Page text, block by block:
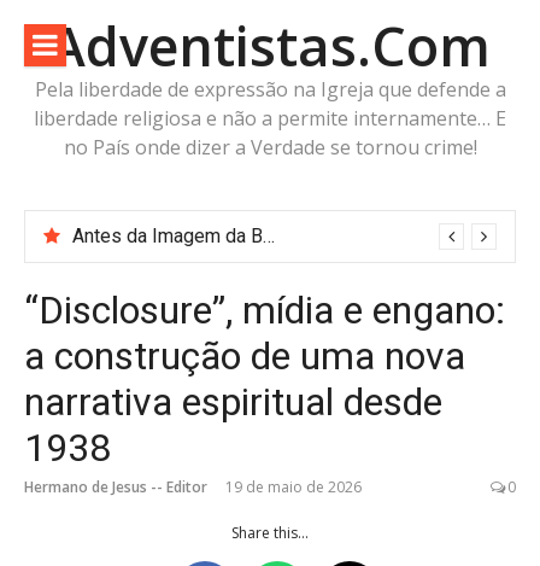
para
conteúdo
Adventistas.Com
Pela liberdade de expressão na Igreja que defende a
liberdade religiosa e não a permite internamente… E
no País onde dizer a Verdade se tornou crime!
“Robode” do Apocalipse? A imagem já existe. O corpo está pronto. Falta apenas o fôlego.
“Disclosure”, mídia e engano:
a construção de uma nova
narrativa espiritual desde
1938
Hermano de Jesus -- Editor 19 de maio de 2026 0
Share this...